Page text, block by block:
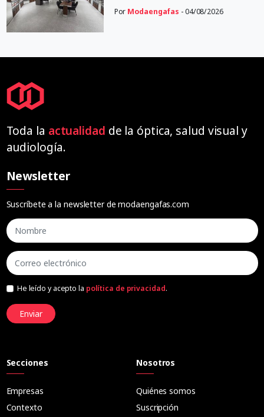
Por Modaengafas - 04/08/2026
Toda la actualidad de la óptica, salud visual y
audiología.
Newsletter
Suscríbete a la newsletter de modaengafas.com
He leído y acepto la política de privacidad.
Enviar
Secciones
Empresas
Contexto
Nosotros
Quiénes somos
Suscripción